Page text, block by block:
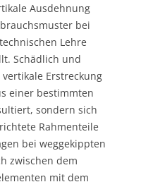
Ausdehnung
bei
Lehre
Schädlich und
Erstreckung
einer bestimmten
sondern sich
Rahmenteile
bei weggekippten
zwischen dem
mit dem